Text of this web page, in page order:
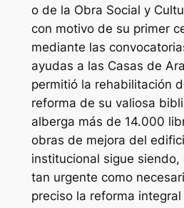
o de la Obra Social y
con motivo de su primer
mediante las
ayudas a las Casas de
permitió la rehabilitación
reforma de su valiosa
alberga más de 14.000
obras de mejora del
institucional sigue
tan urgente como
preciso la reforma